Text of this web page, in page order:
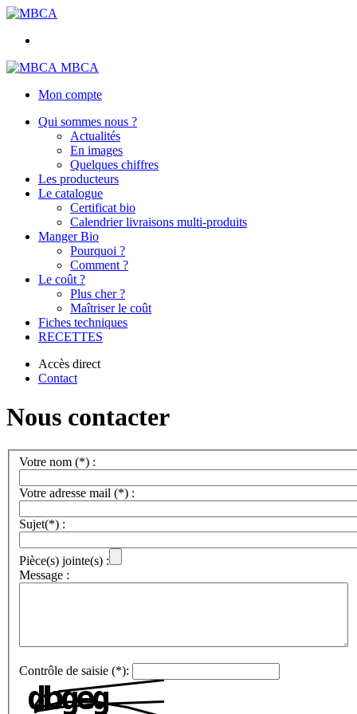
MBCA
Mon compte
Qui sommes nous ?
Actualités
En images
Quelques chiffres
Les producteurs
Le catalogue
Certificat bio
Calendrier livraisons multi-produits
Manger Bio
Pourquoi ?
Comment ?
Le coût ?
Plus cher ?
Maîtriser le coût
Fiches techniques
RECETTES
Accès direct
Contact
Nous contacter
Votre nom (*) :
Votre adresse mail (*) :
Sujet(*) :
Pièce(s) jointe(s) :
Message :
Contrôle de saisie (*):